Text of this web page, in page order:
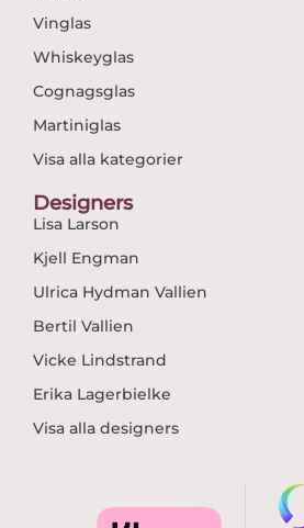
Vinglas
Whiskeyglas
Cognagsglas
Martiniglas
Visa alla kategorier
Designers
Lisa Larson
Kjell Engman
Ulrica Hydman Vallien
Bertil Vallien
Vicke Lindstrand
Erika Lagerbielke
Visa alla designers